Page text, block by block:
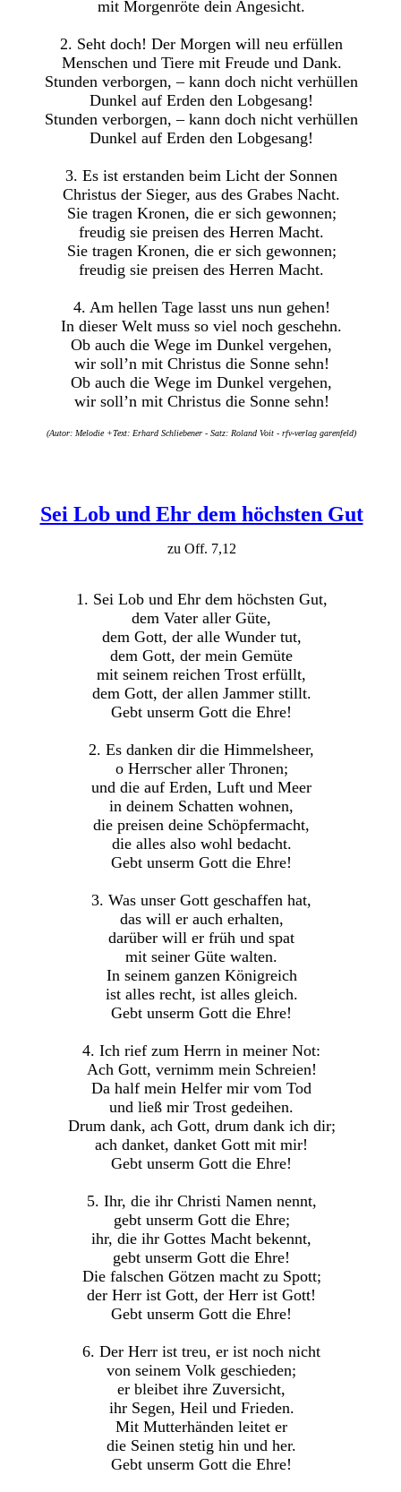
mit Morgenröte dein Angesicht.
2. Seht doch! Der Morgen will neu erfüllen
Menschen und Tiere mit Freude und Dank.
Stunden verborgen, – kann doch nicht verhüllen
Dunkel auf Erden den Lobgesang!
Stunden verborgen, – kann doch nicht verhüllen
Dunkel auf Erden den Lobgesang!
3. Es ist erstanden beim Licht der Sonnen
Christus der Sieger, aus des Grabes Nacht.
Sie tragen Kronen, die er sich gewonnen;
freudig sie preisen des Herren Macht.
Sie tragen Kronen, die er sich gewonnen;
freudig sie preisen des Herren Macht.
4. Am hellen Tage lasst uns nun gehen!
In dieser Welt muss so viel noch geschehn.
Ob auch die Wege im Dunkel vergehen,
wir soll’n mit Christus die Sonne sehn!
Ob auch die Wege im Dunkel vergehen,
wir soll’n mit Christus die Sonne sehn!
(Autor: Melodie +Text: Erhard Schliebener - Satz: Roland Voit - rfv-verlag garenfeld)
Sei Lob und Ehr dem höchsten Gut
zu Off. 7,12
1. Sei Lob und Ehr dem höchsten Gut,
dem Vater aller Güte,
dem Gott, der alle Wunder tut,
dem Gott, der mein Gemüte
mit seinem reichen Trost erfüllt,
dem Gott, der allen Jammer stillt.
Gebt unserm Gott die Ehre!
2. Es danken dir die Himmelsheer,
o Herrscher aller Thronen;
und die auf Erden, Luft und Meer
in deinem Schatten wohnen,
die preisen deine Schöpfermacht,
die alles also wohl bedacht.
Gebt unserm Gott die Ehre!
3. Was unser Gott geschaffen hat,
das will er auch erhalten,
darüber will er früh und spat
mit seiner Güte walten.
In seinem ganzen Königreich
ist alles recht, ist alles gleich.
Gebt unserm Gott die Ehre!
4. Ich rief zum Herrn in meiner Not:
Ach Gott, vernimm mein Schreien!
Da half mein Helfer mir vom Tod
und ließ mir Trost gedeihen.
Drum dank, ach Gott, drum dank ich dir;
ach danket, danket Gott mit mir!
Gebt unserm Gott die Ehre!
5. Ihr, die ihr Christi Namen nennt,
gebt unserm Gott die Ehre;
ihr, die ihr Gottes Macht bekennt,
gebt unserm Gott die Ehre!
Die falschen Götzen macht zu Spott;
der Herr ist Gott, der Herr ist Gott!
Gebt unserm Gott die Ehre!
6. Der Herr ist treu, er ist noch nicht
von seinem Volk geschieden;
er bleibet ihre Zuversicht,
ihr Segen, Heil und Frieden.
Mit Mutterhänden leitet er
die Seinen stetig hin und her.
Gebt unserm Gott die Ehre!